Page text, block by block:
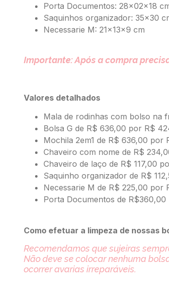
Porta Documentos: 28x02x18
Saquinhos organizador: 35×30
Necessarie M: 21x13x9 cm
Importante: Após a compra
Valores detalhados
Mala de rodinhas com bolso na
Bolsa G de R$ 636,00 por R$
Mochila 2em1 de R$ 636,00 por
Chaveiro com nome de R$
Chaveiro de laço de R$ 117,00
Saquinho organizador de R$
Necessarie M de R$ 225,00 por
Porta Documentos de R$360,00
Como efetuar a limpeza de nossas
Recomendamos que sujeiras
Não deve se colocar nenhuma
ocorrer avarias irreparáveis.